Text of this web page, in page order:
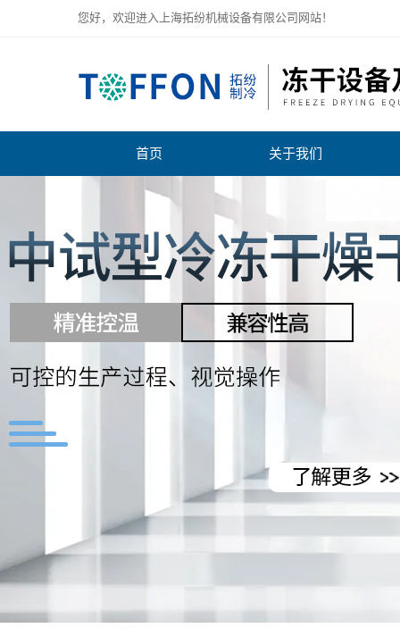
您好，欢迎进入上海拓纷机械设备有限公司网站！
上海拓纷机械设备有限公司
首页 关于我们